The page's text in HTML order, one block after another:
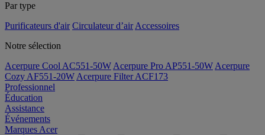
Par type
Purificateurs d'air Circulateur d’air Accessoires
Notre sélection
Acerpure Cool AC551-50W Acerpure Pro AP551-50W Acerpure
Cozy AF551-20W Acerpure Filter ACF173
Professionnel
Éducation
Assistance
Événements
Marques Acer